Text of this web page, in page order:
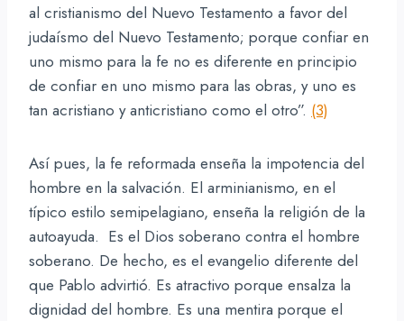
al cristianismo del Nuevo Testamento a favor del
judaísmo del Nuevo Testamento; porque confiar en
uno mismo para la fe no es diferente en principio
de confiar en uno mismo para las obras, y uno es
tan acristiano y anticristiano como el otro”. (3)
Así pues, la fe reformada enseña la impotencia del
hombre en la salvación. El arminianismo, en el
típico estilo semipelagiano, enseña la religión de la
autoayuda. Es el Dios soberano contra el hombre
soberano. De hecho, es el evangelio diferente del
que Pablo advirtió. Es atractivo porque ensalza la
dignidad del hombre. Es una mentira porque el